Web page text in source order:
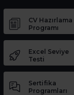
CV Hazırlama
Programı
Excel Seviye
Testi
Sertifika
Programları